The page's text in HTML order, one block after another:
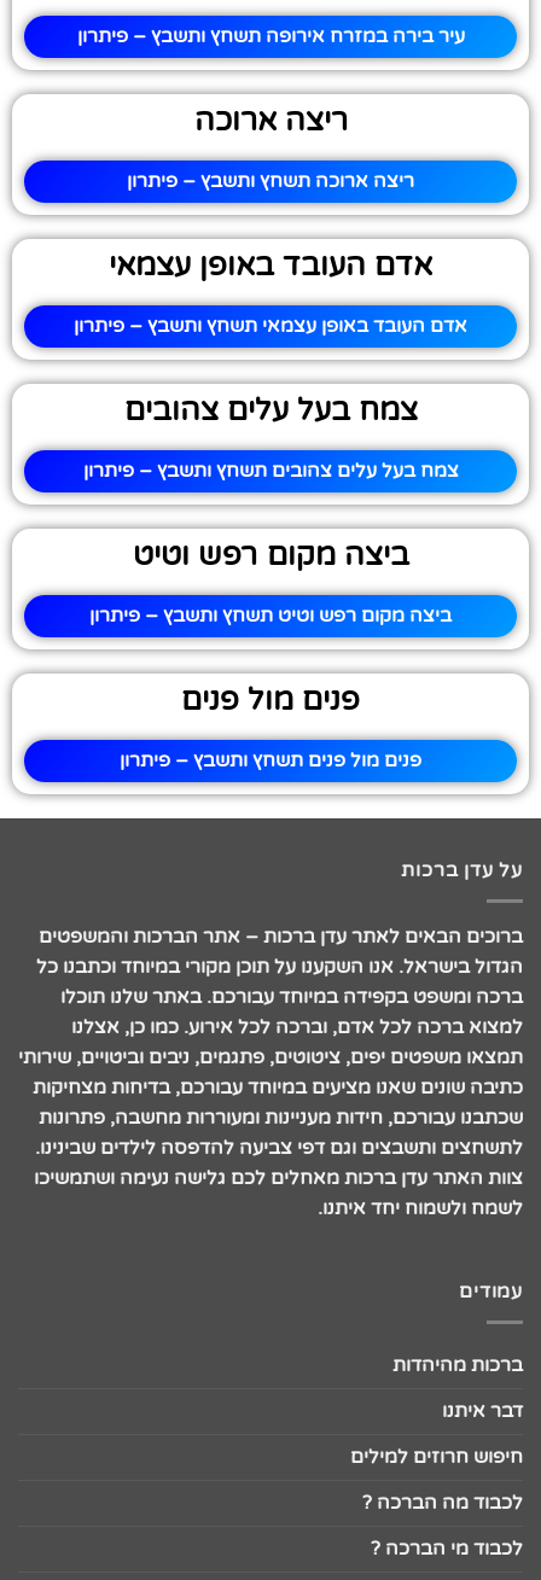
עיר בירה במזרח אירופה תשחץ ותשבץ – פיתרון
ריצה ארוכה
ריצה ארוכה תשחץ ותשבץ – פיתרון
אדם העובד באופן עצמאי
אדם העובד באופן עצמאי תשחץ ותשבץ – פיתרון
צמח בעל עלים צהובים
צמח בעל עלים צהובים תשחץ ותשבץ – פיתרון
ביצה מקום רפש וטיט
ביצה מקום רפש וטיט תשחץ ותשבץ – פיתרון
פנים מול פנים
פנים מול פנים תשחץ ותשבץ – פיתרון
על עדן ברכות
ברוכים הבאים לאתר עדן ברכות – אתר הברכות והמשפטים
הגדול בישראל. אנו השקענו על תוכן מקורי במיוחד וכתבנו כל
ברכה ומשפט בקפידה במיוחד עבורכם. באתר שלנו תוכלו
למצוא ברכה לכל אדם, וברכה לכל אירוע. כמו כן, אצלנו
תמצאו משפטים יפים, ציטוטים, פתגמים, ניבים וביטויים, שירותי
כתיבה שונים שאנו מציעים במיוחד עבורכם, בדיחות מצחיקות
שכתבנו עבורכם, חידות מעניינות ומעוררות מחשבה, פתרונות
לתשחצים ותשבצים וגם דפי צביעה להדפסה לילדים שבינינו.
צוות האתר עדן ברכות מאחלים לכם גלישה נעימה ושתמשיכו
לשמח ולשמוח יחד איתנו.
עמודים
ברכות מהיהדות
דבר איתנו
חיפוש חרוזים למילים
לכבוד מה הברכה ?
לכבוד מי הברכה ?